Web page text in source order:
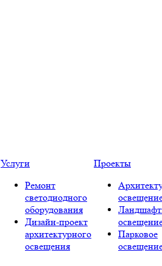
Услуги
Ремонт
светодиодного
оборудования
Дизайн-проект
архитектурного
освещения
Проекты
Парковое